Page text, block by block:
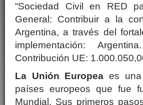
“Sociedad Civil en RED
General: Contribuir a la
Argentina, a través del
implementación:
Contribución UE:
La Unión Europea es
países europeos que fue
Mundial. Sus primeros